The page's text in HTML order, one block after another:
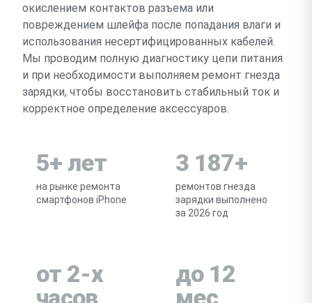
окислением контактов разъема или
повреждением шлейфа после попадания влаги и
использования несертифицированных кабелей.
Мы проводим полную диагностику цепи питания
и при необходимости выполняем ремонт гнезда
зарядки, чтобы восстановить стабильный ток и
корректное определение аксессуаров.
5+ лет
на рынке ремонта
смартфонов iPhone
3 187+
ремонтов гнезда
зарядки выполнено
за 2026 год
от 2-х
часов
до 12
мес